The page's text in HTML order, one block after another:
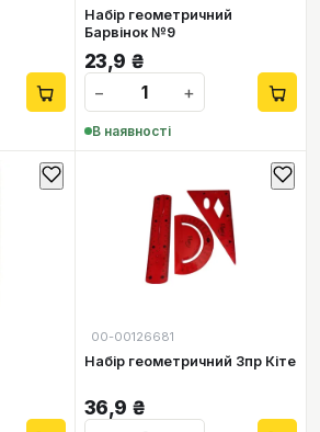
Набір геометричний
Барвінок №9
23,9 ₴
−
+
В наявності
00-00126681
Набір геометричний 3пр Кіте
36,9 ₴